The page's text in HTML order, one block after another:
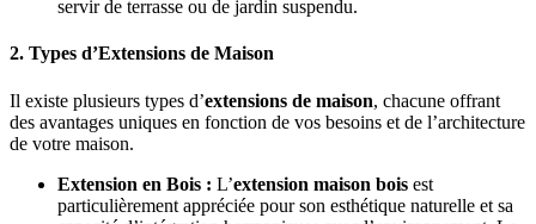
servir de terrasse ou de jardin suspendu.
2. Types d’Extensions de Maison
Il existe plusieurs types d’extensions de maison, chacune offrant
des avantages uniques en fonction de vos besoins et de l’architecture
de votre maison.
Extension en Bois : L’extension maison bois est
particulièrement appréciée pour son esthétique naturelle et sa